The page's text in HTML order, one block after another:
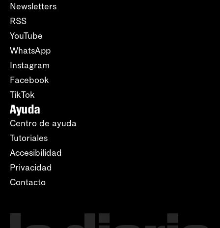
Newsletters
RSS
YouTube
WhatsApp
Instagram
Facebook
TikTok
Ayuda
Centro de ayuda
Tutoriales
Accesibilidad
Privacidad
Contacto